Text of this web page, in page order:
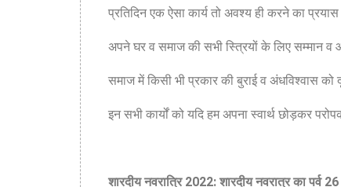
प्रतिदिन एक ऐसा कार्य तो अवश्य ही करने का
अपने घर व समाज की सभी स्त्रियों के लिए सम्मान व
समाज में किसी भी प्रकार की बुराई व अंधविश्वास
इन सभी कार्यों को यदि हम अपना स्वार्थ छोड़कर
शारदीय नवरात्रि 2022: शारदीय नवरात्र का पर्व